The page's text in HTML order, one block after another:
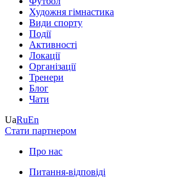
Художня гімнастика
Види спорту
Події
Активності
Локації
Організації
Тренери
Блог
Чати
UaRuEn
Стати партнером
Про нас
Питання-відповіді